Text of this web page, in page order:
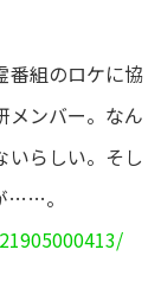
番組のロケに協
メンバー。なん
いらしい。そし
……。